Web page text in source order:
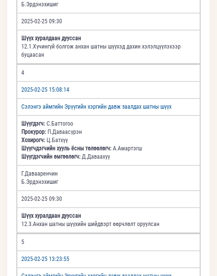
Б.Эрдэнэхишиг
2025-02-25 09:30
Шүүх хуралдаан дууссан
12.1.Хүчингүй болгож анхан шатны шүүхэд дахин хэлэлцүүлэхээр
буцаасан
4
2025-02-25 15:08:14
Сэлэнгэ аймгийн Эрүүгийн хэргийн давж заалдах шатны шүүх
Шүүгдэгч: С.Баттогоо
Прокурор: П.Даваасүрэн
Хохирогч: Ц.Батхүү
Шүүгчдэгчийн хууль ёсны төлөөлөгч: А.Амартэгш
Шүүгдэгчийн өмгөөлөгч: Д.Даваахүү
Г.Давааренчин
Б.Эрдэнэхишиг
2025-02-25 09:30
Шүүх хуралдаан дууссан
12.3.Анхан шатны шүүхийн шийдвэрт өөрчлөлт оруулсан
5
2025-02-25 13:23:55